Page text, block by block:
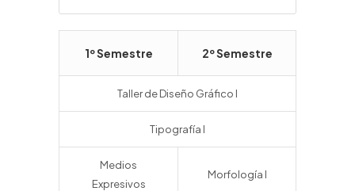
1º Semestre 2º Semestre
Taller de Diseño Gráfico I
Tipografía I
Medios
Expresivos
Morfología I